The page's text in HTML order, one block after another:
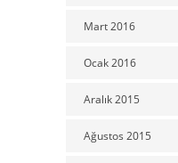
Mart 2016
Ocak 2016
Aralık 2015
Ağustos 2015